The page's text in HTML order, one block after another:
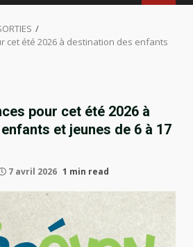
cet été 2026 à destination des enfants
pour cet été 2026 à
et jeunes de 6 à 17
7 avril 2026 1 min read